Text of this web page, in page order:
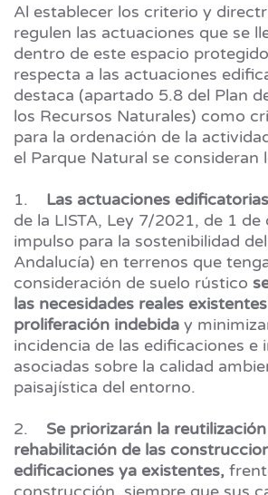
Al establecer los criterio y
regulen las actuaciones que se
dentro de este espacio
respecta a las actuaciones
destaca (apartado 5.8 del Plan
los Recursos Naturales) como
para la ordenación de la
el Parque Natural se consideran
1. Las actuaciones edificatorias
de la LISTA, Ley 7/2021, de 1
impulso para la sostenibilidad
Andalucía) en terrenos que
consideración de suelo rústico
las necesidades reales
proliferación indebida y
incidencia de las edificaciones e
asociadas sobre la calidad
paisajística del entorno.
2. Se priorizarán la
rehabilitación de las
edificaciones ya existentes,